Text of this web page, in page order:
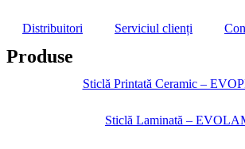
Distribuitori Serviciul clienți
Produse
Sticlă Printată Ceramic –
Sticlă Laminată –